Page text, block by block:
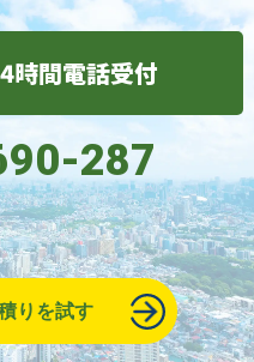
時間電話受付
287
りを試す